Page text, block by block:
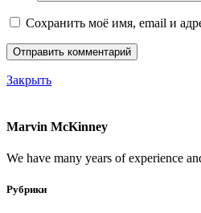
Сохранить моё имя, email и
Закрыть
Marvin McKinney
We have many years of experience
Рубрики